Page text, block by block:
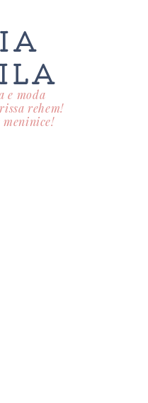
e moda
rehem!
meninice!